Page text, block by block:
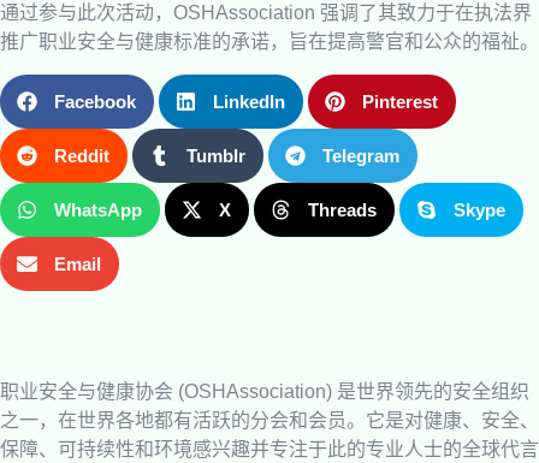
通过参与此次活动，OSHAssociation 强调了其致力于在执法界
推广职业安全与健康标准的承诺，旨在提高警官和公众的福祉。
Facebook LinkedIn Pinterest
Reddit Tumblr Telegram
WhatsApp X Threads Skype
Email
职业安全与健康协会 (OSHAssociation) 是世界领先的安全组织
之一，在世界各地都有活跃的分会和会员。它是对健康、安全、
保障、可持续性和环境感兴趣并专注于此的专业人士的全球代言